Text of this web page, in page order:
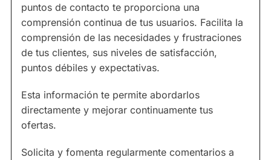
puntos de contacto te proporciona una
comprensión continua de tus usuarios. Facilita la
comprensión de las necesidades y frustraciones
de tus clientes, sus niveles de satisfacción,
puntos débiles y expectativas.
Esta información te permite abordarlos
directamente y mejorar continuamente tus
ofertas.
Solicita y fomenta regularmente comentarios a